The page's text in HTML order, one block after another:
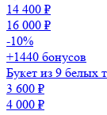
14 400 ₽
16 000 ₽
-10%
+1440 бонусов
Букет из 9 белых
3 600 ₽
4 000 ₽